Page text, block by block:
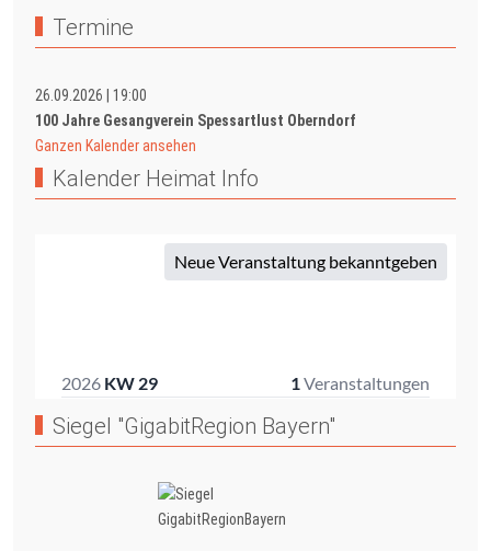
Termine
26.09.2026
19:00
100 Jahre Gesangverein Spessartlust Oberndorf
Ganzen Kalender ansehen
Kalender Heimat Info
Siegel "GigabitRegion Bayern"